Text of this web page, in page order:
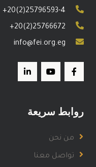
+20(2)25796593-4
+20(2)25766672
info@fei.org.eg
روابط سريعة
من نحن
تواصل معنا